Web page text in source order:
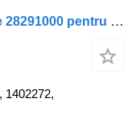
Disc frână Disc frana axa fata/spate 28291000 pentru cap tractor Scania MODEL R
1402272,